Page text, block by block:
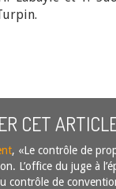
CET
, «Le contrôle de
L’office du juge à
contrôle de